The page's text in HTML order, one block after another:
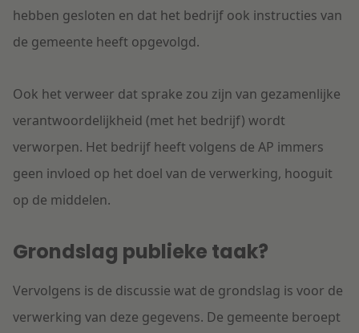
hebben gesloten en dat het bedrijf ook instructies van
de gemeente heeft opgevolgd.
Ook het verweer dat sprake zou zijn van gezamenlijke
verantwoordelijkheid (met het bedrijf) wordt
verworpen. Het bedrijf heeft volgens de AP immers
geen invloed op het doel van de verwerking, hooguit
op de middelen.
Grondslag publieke taak?
Vervolgens is de discussie wat de grondslag is voor de
verwerking van deze gegevens. De gemeente beroept